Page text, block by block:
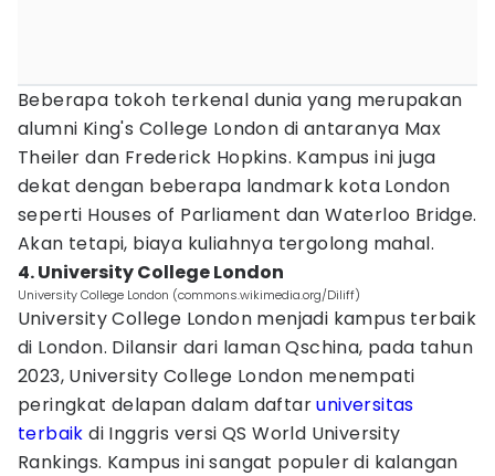
Beberapa tokoh terkenal dunia yang merupakan
alumni King's College London di antaranya Max
Theiler dan Frederick Hopkins. Kampus ini juga
dekat dengan beberapa landmark kota London
seperti Houses of Parliament dan Waterloo Bridge.
Akan tetapi, biaya kuliahnya tergolong mahal.
4. University College London
University College London (commons.wikimedia.org/Diliff)
University College London menjadi kampus terbaik
di London. Dilansir dari laman Qschina, pada tahun
2023, University College London menempati
peringkat delapan dalam daftaruniversitas
terbaik di Inggris versi QS World University
Rankings. Kampus ini sangat populer di kalangan